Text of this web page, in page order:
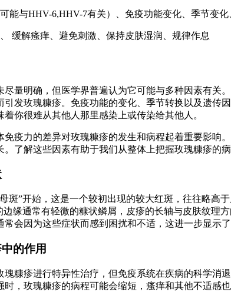
能与HHV-6,HHV-7有关）、免疫功能变化、季节变化
缓解瘙痒、避免刺激、保持皮肤湿润、规律作息
尽量明确，但医学界普遍认为它可能与多种因素有关
引发玫瑰糠疹。免疫功能的变化、季节转换以及遗
你很难从其他人那里感染上或传染给其他人。
免疫力的差异对玫瑰糠疹的发生和病程起着重要影响
了解这些因素有助于我们从整体上把握玫瑰糠疹的
斑”开始，这是一个较初出现的较大红斑，往往略高
边缘通常有轻微的糠状鳞屑，皮疹的长轴与皮肤纹
会因为这些症状而感到困扰和不适，这进一步显示
的作用
瑰糠疹进行特异性治疗，但免疫系统在疾病的科学
时，玫瑰糠疹的病程可能会缩短，瘙痒和其他不适感